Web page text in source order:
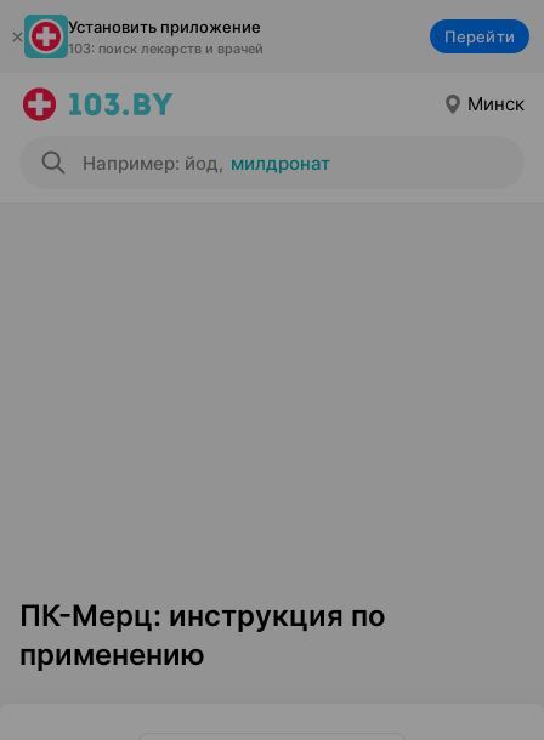
Установить приложение
103: поиск лекарств и врачей
Перейти
Минск
Например: йод, милдронат
ПК-Мерц: инструкция по
применению